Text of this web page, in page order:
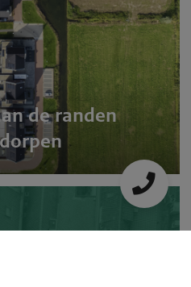
de randen